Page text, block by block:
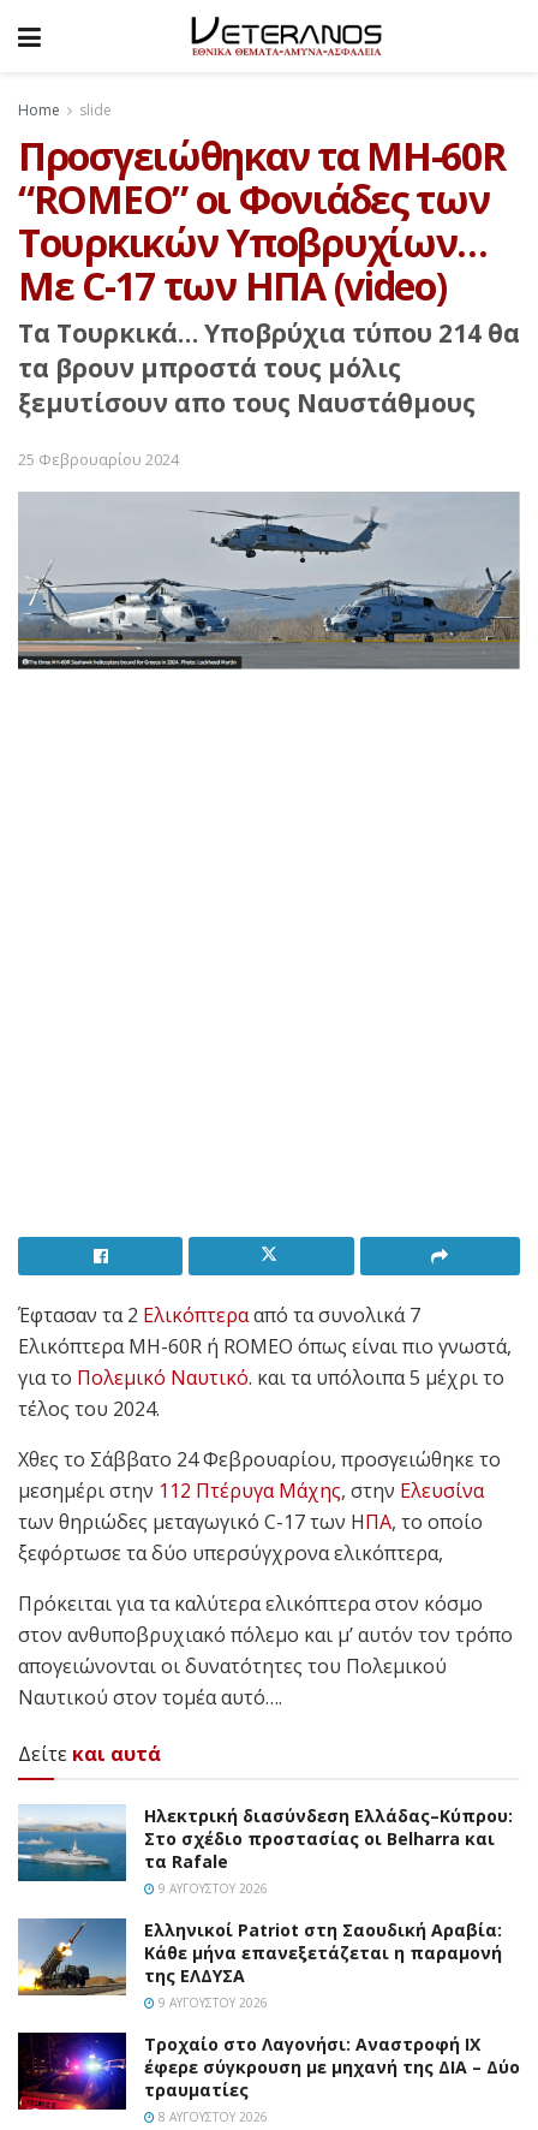
Home slide
Προσγειώθηκαν τα MH-60R
“ROMEO” οι Φονιάδες των
Τουρκικών Υποβρυχίων…
Mε C-17 των ΗΠΑ (video)
Τα Τουρκικά… Υποβρύχια τύπου 214 θα
τα βρουν μπροστά τους μόλις
ξεμυτίσουν απο τους Ναυστάθμους
25 Φεβρουαρίου 2024
Έφτασαν τα 2 Ελικόπτερααπό τα συνολικά 7
Ελικόπτερα MH-60R ή ROMEO όπως είναι πιο γνωστά,
για το Πολεμικό Ναυτικό. και τα υπόλοιπα 5 μέχρι το
τέλος του 2024.
Χθες το Σάββατο 24 Φεβρουαρίου, προσγειώθηκε το
μεσημέρι στην 112 Πτέρυγα Μάχης, στην Ελευσίνα
των θηριώδες μεταγωγικό C-17 των ΗΠΑ, το οποίο
ξεφόρτωσε τα δύο υπερσύγχρονα ελικόπτερα,
Πρόκειται για τα καλύτερα ελικόπτερα στον κόσμο
στον ανθυποβρυχιακό πόλεμο και μ’ αυτόν τον τρόπο
απογειώνονται οι δυνατότητες του Πολεμικού
Ναυτικού στον τομέα αυτό….
Δείτε και αυτά
Ηλεκτρική διασύνδεση Ελλάδας–Κύπρου:
Στο σχέδιο προστασίας οι Belharra και
τα Rafale
9 ΑΥΓΟΎΣΤΟΥ 2026
Ελληνικοί Patriot στη Σαουδική Αραβία:
Κάθε μήνα επανεξετάζεται η παραμονή
της ΕΛΔΥΣΑ
9 ΑΥΓΟΎΣΤΟΥ 2026
Τροχαίο στο Λαγονήσι: Αναστροφή ΙΧ
έφερε σύγκρουση με μηχανή της ΔΙΑ – Δύο
τραυματίες
8 ΑΥΓΟΎΣΤΟΥ 2026